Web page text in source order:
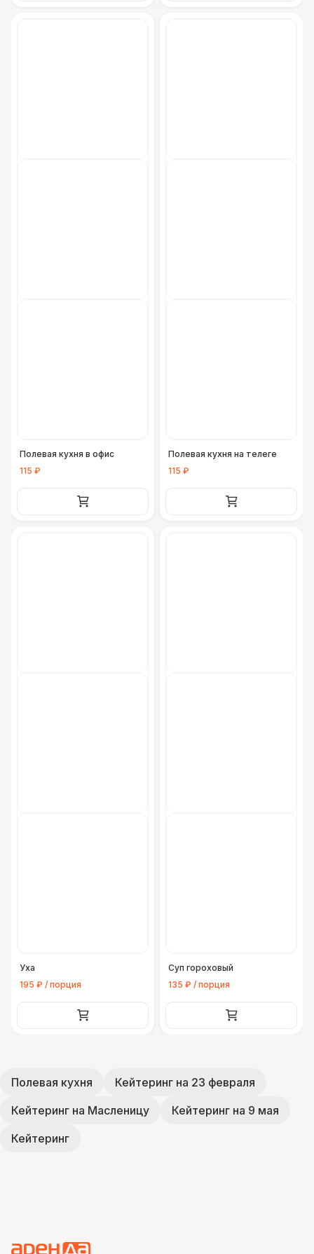
Полевая кухня в офис
115 ₽
Полевая кухня на телеге
115 ₽
Уха
195 ₽ / порция
Суп гороховый
135 ₽ / порция
Полевая кухня
Кейтеринг на 23 февраля
Кейтеринг на Масленицу
Кейтеринг на 9 мая
Кейтеринг